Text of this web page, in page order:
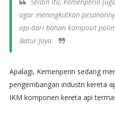
agar meningkatkan
api dari bahan komposit
Batur Jaya.
Apalagi, Kemenperin sedang
pengembangan industri kereta
IKM komponen kereta api